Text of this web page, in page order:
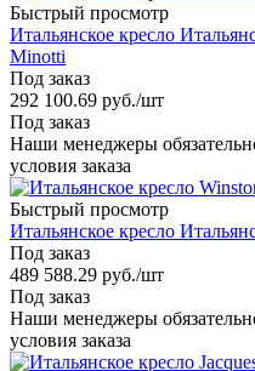
Быстрый просмотр
Итальянское кресло
Minotti
Под заказ
292 100.69 руб./шт
Под заказ
Наши менеджеры
условия заказа
Быстрый просмотр
Итальянское кресло
Под заказ
489 588.29 руб./шт
Под заказ
Наши менеджеры
условия заказа